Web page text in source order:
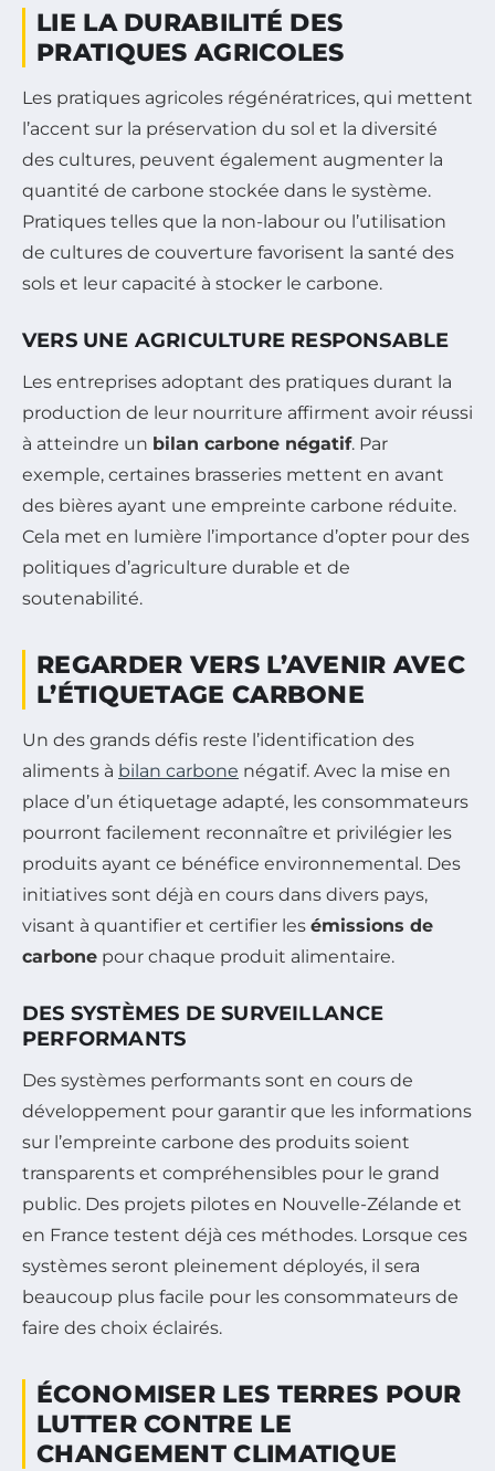
LIE LA DURABILITÉ DES
PRATIQUES AGRICOLES
Les pratiques agricoles régénératrices, qui mettent
l’accent sur la préservation du sol et la diversité
des cultures, peuvent également augmenter la
quantité de carbone stockée dans le système.
Pratiques telles que la non-labour ou l’utilisation
de cultures de couverture favorisent la santé des
sols et leur capacité à stocker le carbone.
VERS UNE AGRICULTURE RESPONSABLE
Les entreprises adoptant des pratiques durant la
production de leur nourriture affirment avoir réussi
à atteindre un bilan carbone négatif. Par
exemple, certaines brasseries mettent en avant
des bières ayant une empreinte carbone réduite.
Cela met en lumière l’importance d’opter pour des
politiques d’agriculture durable et de
soutenabilité.
REGARDER VERS L’AVENIR AVEC
L’ÉTIQUETAGE CARBONE
Un des grands défis reste l’identification des
aliments à bilan carbone négatif. Avec la mise en
place d’un étiquetage adapté, les consommateurs
pourront facilement reconnaître et privilégier les
produits ayant ce bénéfice environnemental. Des
initiatives sont déjà en cours dans divers pays,
visant à quantifier et certifier les émissions de
carbone pour chaque produit alimentaire.
DES SYSTÈMES DE SURVEILLANCE
PERFORMANTS
Des systèmes performants sont en cours de
développement pour garantir que les informations
sur l’empreinte carbone des produits soient
transparents et compréhensibles pour le grand
public. Des projets pilotes en Nouvelle-Zélande et
en France testent déjà ces méthodes. Lorsque ces
systèmes seront pleinement déployés, il sera
beaucoup plus facile pour les consommateurs de
faire des choix éclairés.
ÉCONOMISER LES TERRES POUR
LUTTER CONTRE LE
CHANGEMENT CLIMATIQUE